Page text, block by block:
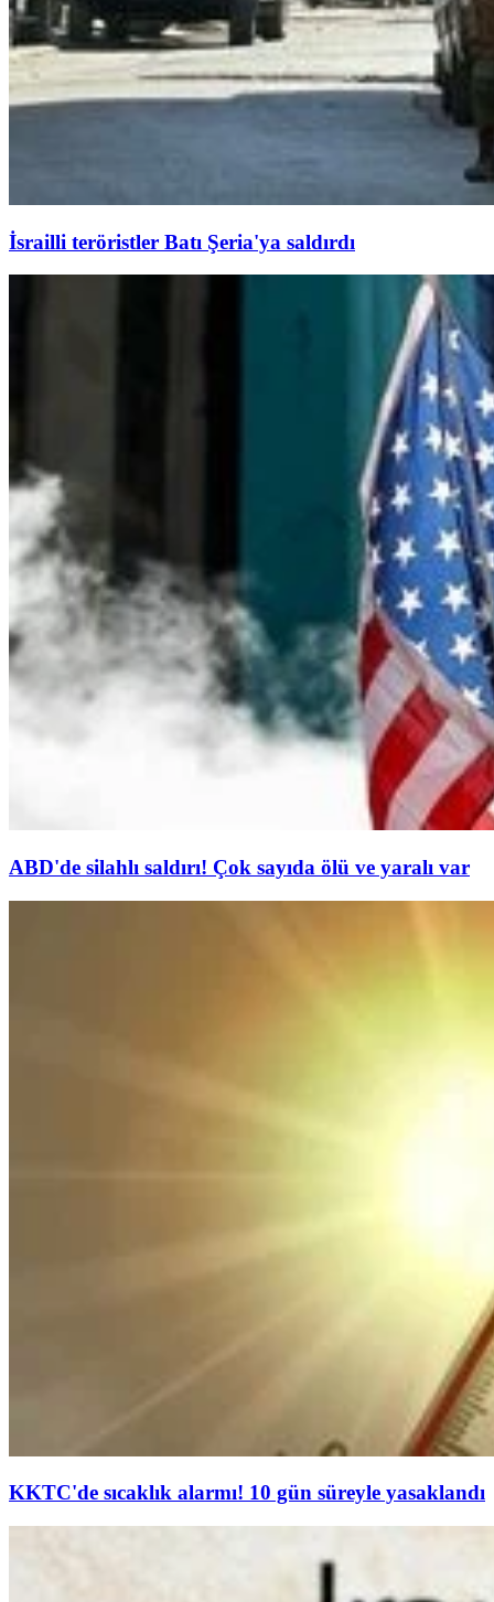
İsrailli teröristler Batı Şeria'ya saldırdı
ABD'de silahlı saldırı! Çok sayıda ölü ve yaralı var
KKTC'de sıcaklık alarmı! 10 gün süreyle yasaklandı